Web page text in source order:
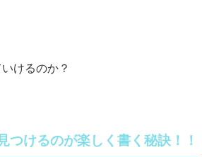
けるのか？
つけるのが楽しく書く秘訣！！